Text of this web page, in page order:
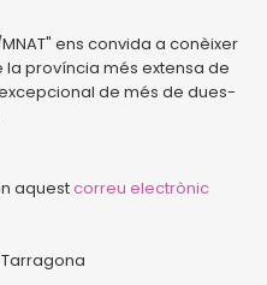
ens convida a conèixer
província més extensa de
de més de dues-
aquestcorreu electrònic